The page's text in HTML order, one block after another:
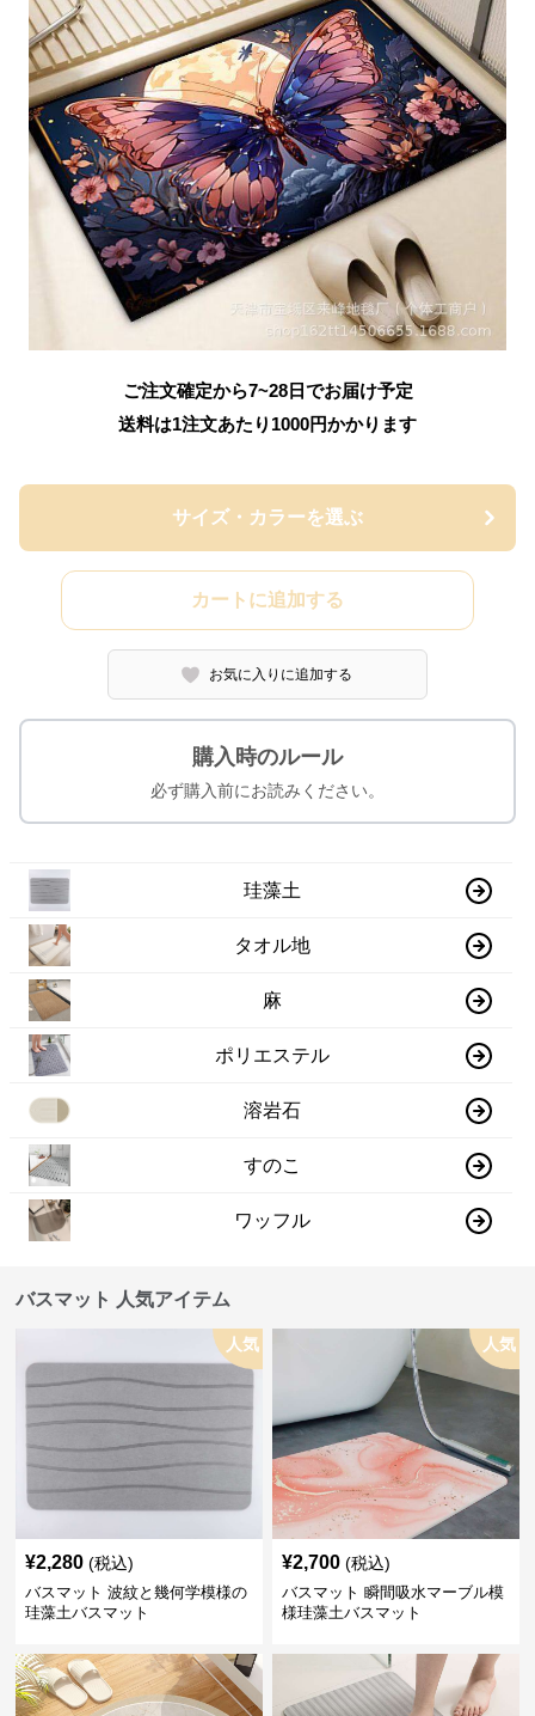
ご注文確定から7~28日でお届け予定
送料は1注文あたり 1000円かかります
サイズ・カラーを選ぶ
カートに追加する
お気に入りに追加する
購入時のルール
必ず購入前にお読みください。
珪藻土
タオル地
麻
ポリエステル
溶岩石
すのこ
ワッフル
バスマット 人気アイテム
人気
¥2,280 (税込)
バスマット 波紋と幾何学模様の
珪藻土バスマット
人気
¥2,700 (税込)
バスマット 瞬間吸水マーブル模
様珪藻土バスマット